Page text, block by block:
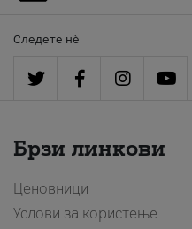
Следете нè
Брзи линкови
Ценовници
Услови за користење